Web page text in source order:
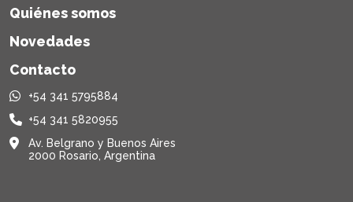
Quiénes somos
Novedades
Contacto
+54 341 5795884
+54 341 5820955
Av. Belgrano y Buenos Aires
2000 Rosario, Argentina